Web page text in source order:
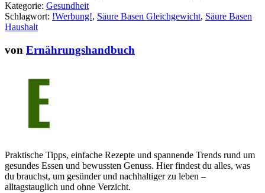
Kategorie: Gesundheit
Schlagwort: !Werbung!, Säure Basen Gleichgewicht, Säure Basen
Haushalt
von Ernährungshandbuch
Praktische Tipps, einfache Rezepte und spannende Trends rund um
gesundes Essen und bewussten Genuss. Hier findest du alles, was
du brauchst, um gesünder und nachhaltiger zu leben –
alltagstauglich und ohne Verzicht.